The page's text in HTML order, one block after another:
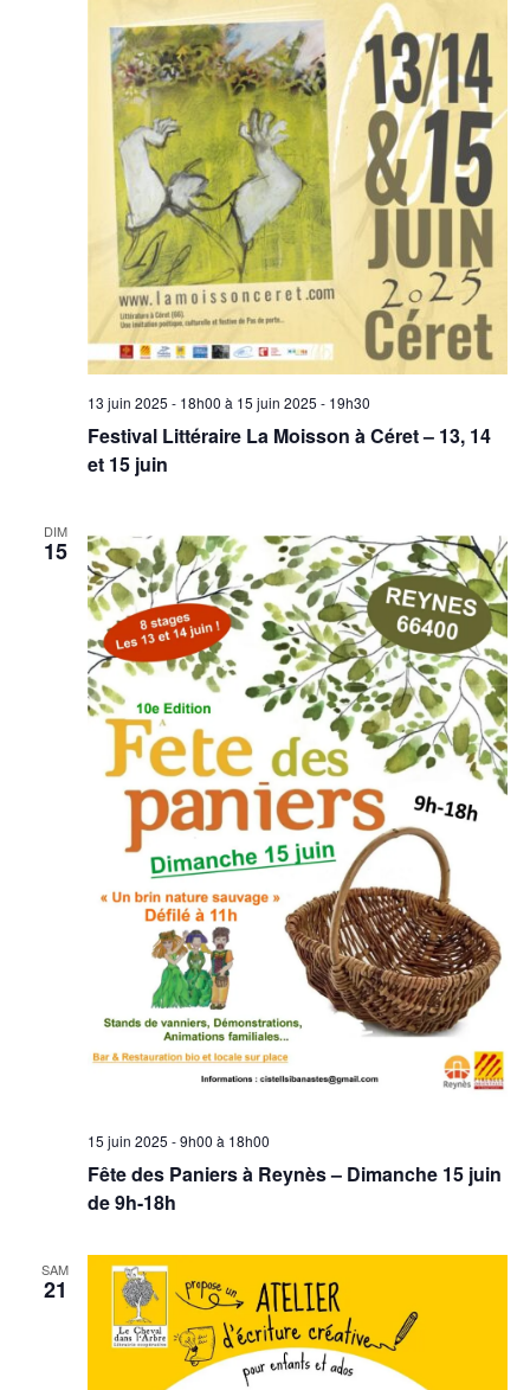
Festival Littéraire La Moisson à Céret – 13, 14
et 15 juin
13 juin 2025 - 18h00 à 15 juin 2025 - 19h30
DIM
15
Fête des Paniers à Reynès – Dimanche 15 juin
de 9h-18h
15 juin 2025 - 9h00 à 18h00
SAM
21